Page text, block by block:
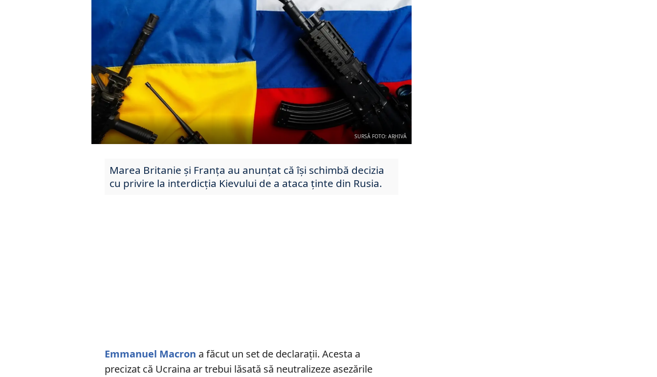
SURSĂ FOTO: ARHIVĂ
Marea Britanie și Franța au anunțat că își schimbă decizia
cu privire la interdicția Kievului de a ataca ținte din Rusia.
Emmanuel Macron a făcut un set de declarații. Acesta a
precizat că Ucraina ar trebui lăsată să neutralizeze asezările